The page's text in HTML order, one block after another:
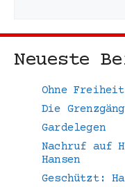
Neueste
Ohne Freiheit
Die
Gardelegen
Nachruf auf
Hansen
Geschützt: